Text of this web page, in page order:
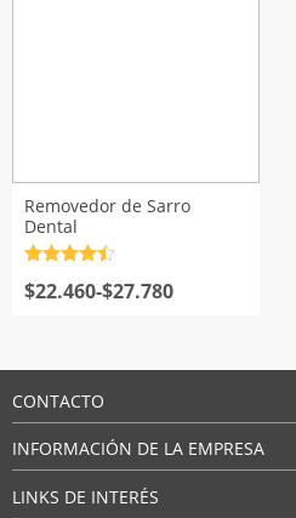
Removedor de Sarro
Dental
con 4.5de
5
$22.460-$27.780
Rango
hasta
$27.780
CONTACTO
INFORMACIÓN DE LA EMPRESA
LINKS DE INTERÉS